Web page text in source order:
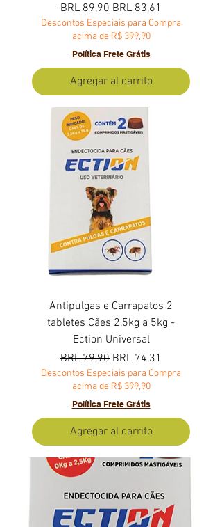
Precio
BRL 89,90 Precio de oferta
BRL 83,61
Descontos Especiais para Compra
acima de R$ 399,90
Política Frete Grátis
Agregar al carrito
Antipulgas e Carrapatos 2
tabletes Cães 2,5kg a 5kg -
Ection Universal
Precio
BRL 79,90 Precio de oferta
BRL 74,31
Descontos Especiais para Compra
acima de R$ 399,90
Política Frete Grátis
Agregar al carrito